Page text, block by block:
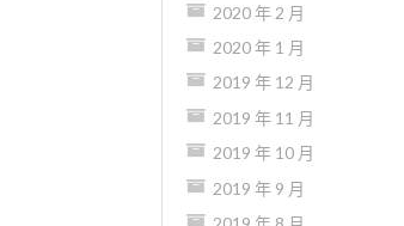
2020 年 2 月
2020 年 1 月
2019 年 12 月
2019 年 11 月
2019 年 10 月
2019 年 9 月